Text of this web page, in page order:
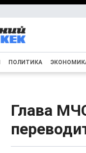
ПОЛИТИКА
Глава